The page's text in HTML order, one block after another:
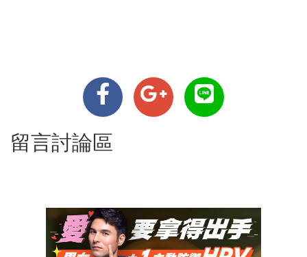
留言討論區